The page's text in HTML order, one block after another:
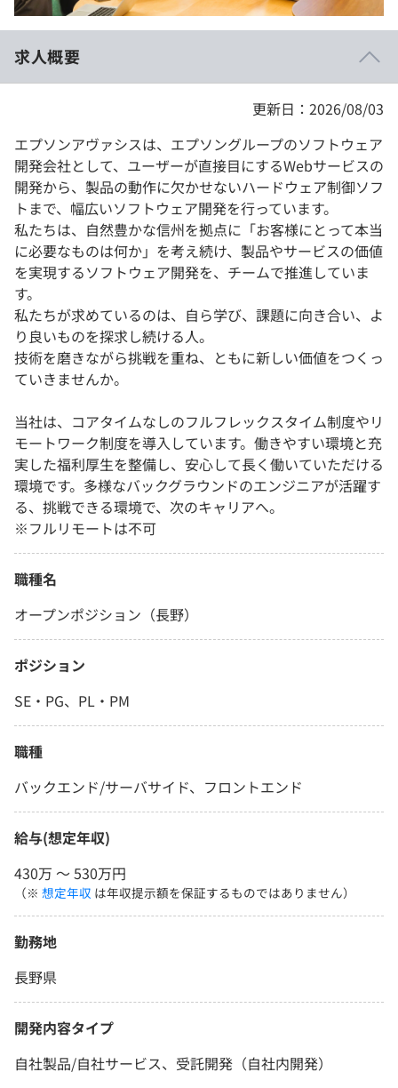
学校向けプラン
契約内容・クーポン
求人概要
更新日：2026/08/03
エプソンアヴァシスは、エプソングループのソフトウェア
開発会社として、ユーザーが直接目にするWebサービスの
開発から、製品の動作に欠かせないハードウェア制御ソフ
トまで、幅広いソフトウェア開発を行っています。
私たちは、自然豊かな信州を拠点に「お客様にとって本当
に必要なものは何か」を考え続け、製品やサービスの価値
を実現するソフトウェア開発を、チームで推進していま
す。
私たちが求めているのは、自ら学び、課題に向き合い、よ
り良いものを探求し続ける人。
技術を磨きながら挑戦を重ね、ともに新しい価値をつくっ
ていきませんか。
当社は、コアタイムなしのフルフレックスタイム制度やリ
モートワーク制度を導入しています。働きやすい環境と充
実した福利厚生を整備し、安心して長く働いていただける
環境です。多様なバックグラウンドのエンジニアが活躍す
る、挑戦できる環境で、次のキャリアへ。
※フルリモートは不可
職種名
オープンポジション（長野）
ポジション
SE・PG、PL・PM
職種
バックエンド/サーバサイド、フロントエンド
給与(想定年収)
430万 〜 530万円
（※ 想定年収 は年収提示額を保証するものではありません）
勤務地
長野県
開発内容タイプ
自社製品/自社サービス、受託開発（自社内開発）